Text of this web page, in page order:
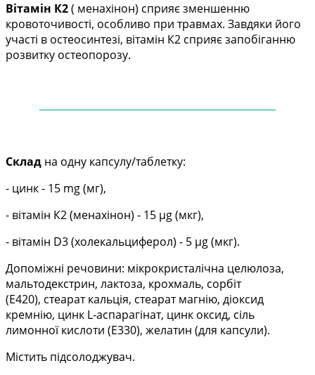
Вітамін К2( менахінон) сприяє зменшенню
кровоточивості, особливо при травмах. Завдяки його
участі в остеосинтезі, вітамін К2 сприяє запобіганню
розвитку остеопорозу.
—————————————————————
Склад на одну капсулу/таблетку:
- цинк - 15 mg (мг),
- вітамін К2 (менахінон) - 15 µg (мкг),
- вітамін D3 (холекальциферол) - 5 µg (мкг).
Допоміжні речовини: мікрокристалічна целюлоза,
мальтодекстрин, лактоза, крохмаль, сорбіт
(Е420), стеарат кальція, стеарат магнію, діоксид
кремнію, цинк L-аспарагінат, цинк оксид, сіль
лимонноїкислоти (Е330), желатин (для капсули).
Містить підсолоджувач.